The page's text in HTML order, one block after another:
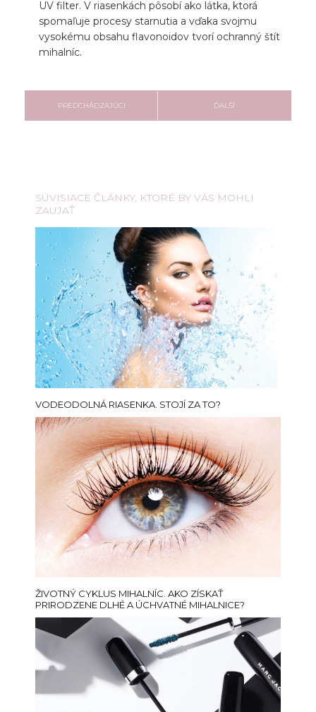
UV filter. V riasenkách pôsobí ako látka, ktorá
spomaľuje procesy starnutia a vďaka svojmu
vysokému obsahu flavonoidov tvorí ochranný štít
mihalníc.
PREDCHÁDZAJÚCI ĎALŠÍ
SÚVISIACE ČLÁNKY, KTORÉ BY VÁS MOHLI
ZAUJAŤ
VODEODOLNÁ RIASENKA. STOJÍ ZA TO?
ŽIVOTNÝ CYKLUS MIHALNÍC. AKO ZÍSKAŤ
PRIRODZENE DLHÉ A ÚCHVATNÉ MIHALNICE?